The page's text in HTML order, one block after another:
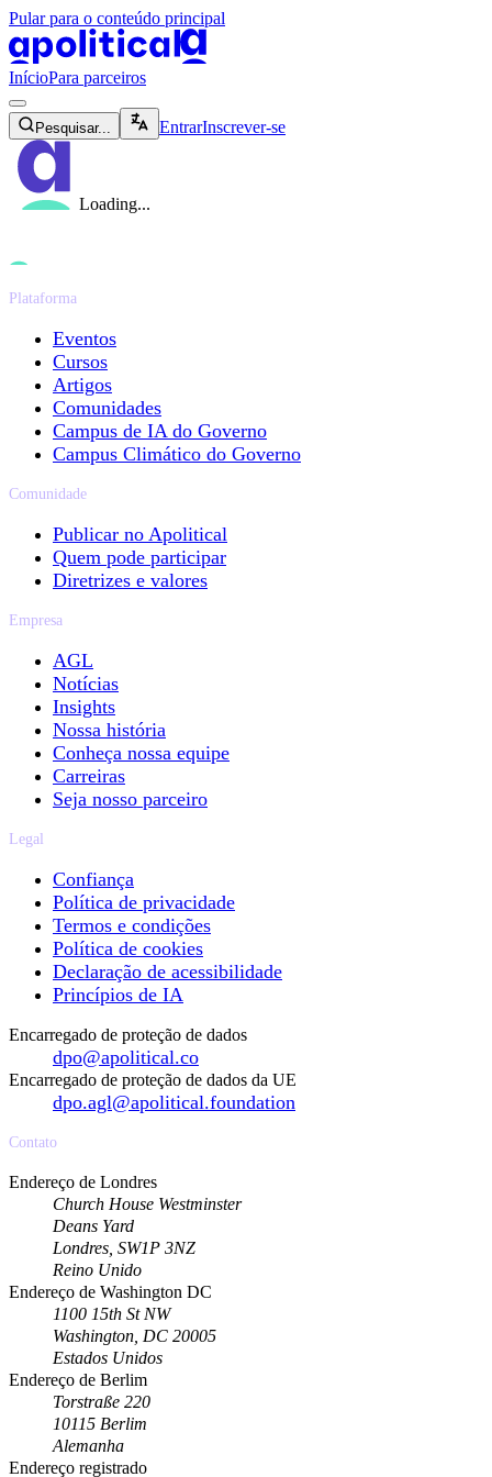
Pular para o conteúdo principal
apolitical-logo-default
InícioPara parceiros
magnifying-glass-icon
Pesquisar... EntrarInscrever-se
Loading...
Plataforma
Eventos
Cursos
Artigos
Comunidades
Campus de IA do Governo
Campus Climático do Governo
Comunidade
Publicar no Apolitical
Quem pode participar
Diretrizes e valores
Empresa
AGL
Notícias
Insights
Nossa história
Conheça nossa equipe
Carreiras
Seja nosso parceiro
Legal
Confiança
Política de privacidade
Termos e condições
Política de cookies
Declaração de acessibilidade
Princípios de IA
Encarregado de proteção de dados
dpo@apolitical.co
Encarregado de proteção de dados da UE
dpo.agl@apolitical.foundation
Contato
Endereço de Londres
Church House Westminster
Deans Yard
Londres, SW1P 3NZ
Reino Unido
Endereço de Washington DC
1100 15th St NW
Washington, DC 20005
Estados Unidos
Endereço de Berlim
Torstraße 220
10115 Berlim
Alemanha
Endereço registrado